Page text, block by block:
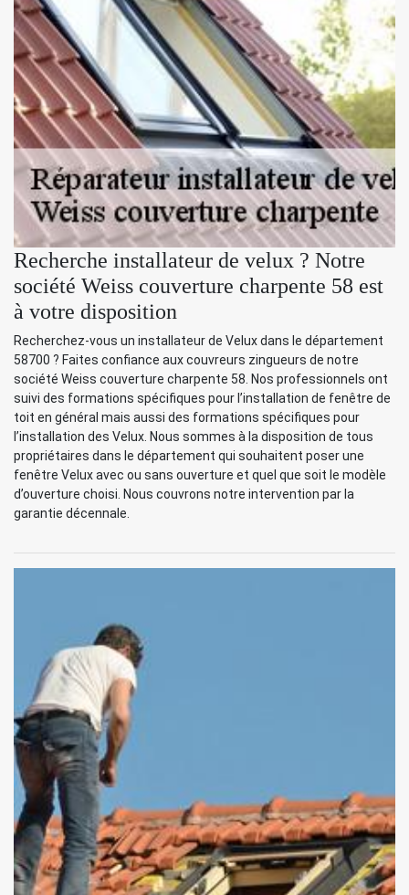
Recherche installateur de velux ? Notre
société Weiss couverture charpente 58 est
à votre disposition
Recherchez-vous un installateur de Velux dans le département
58700 ? Faites confiance aux couvreurs zingueurs de notre
société Weiss couverture charpente 58. Nos professionnels ont
suivi des formations spécifiques pour l’installation de fenêtre de
toit en général mais aussi des formations spécifiques pour
l’installation des Velux. Nous sommes à la disposition de tous
propriétaires dans le département qui souhaitent poser une
fenêtre Velux avec ou sans ouverture et quel que soit le modèle
d’ouverture choisi. Nous couvrons notre intervention par la
garantie décennale.